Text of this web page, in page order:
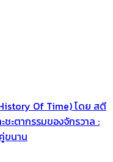
Of Time) โดย สตี
ะตากรรมของจักรวาล :
ขนาน